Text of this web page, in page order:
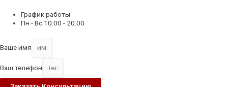
График работы
Пн - Вс 10:00 - 20:00
Ваше имя
Ваш телефон